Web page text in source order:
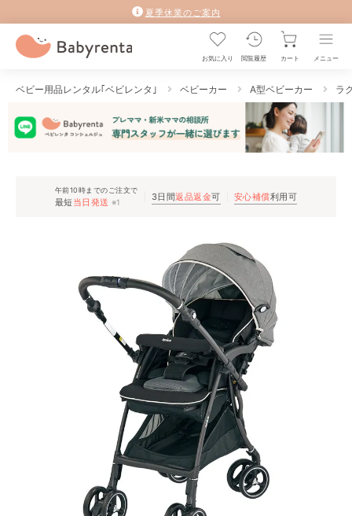
夏季休業のご案内
お気に入り 閲覧履歴 カート メニュー
ベビー用品レンタル｢ベビレンタ｣ ベビーカー A型ベビーカー ラ
午前10時までのご注文で
最短 当日発送 ※1 3日間返品返金可 安心補償利用可